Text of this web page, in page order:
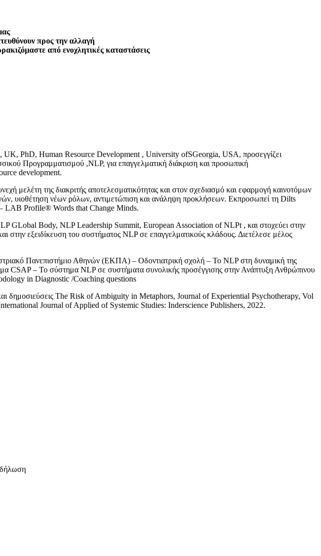
προς την αλλαγή
από ενοχλητικές καταστάσεις
PhD, Human Resource Development , University ofSGeorgia, USA, προσεγγίζει
Προγραμματισμού ,NLP, για επαγγελματική διάκριση και προσωπική
development.
μελέτη της διακριτής αποτελεσματικότητας και στον σχεδιασμό και εφαρμογή καινοτόμων
υιοθέτηση νέων ρόλων, αντιμετώπιση και ανάληψη προκλήσεων. Εκπροσωπεί τη Dilts
LAB Profile® Words that Change Minds.
Body, NLP Leadership Summit, European Association of NLPt , και στοχεύει στην
στην εξειδίκευση του συστήματος NLP σε επαγγελματικούς κλάδους. Διετέλεσε μέλος
Πανεπιστήμιο Αθηνών (EKΠA) – Οδοντιατρική σχολή – Το NLP στη δυναμική της
CSAP – Το σύστημα NLP σε συστήματα συνολικής προσέγγισης στην Ανάπτυξη Ανθρώπινου
in Diagnostic /Coaching questions
δημοσιεύσεις The Risk of Ambiguity in Metaphors, Journal of Experiential Psychotherapy, Vol
Journal of Applied of Systemic Studies: Inderscience Publishers, 2022.